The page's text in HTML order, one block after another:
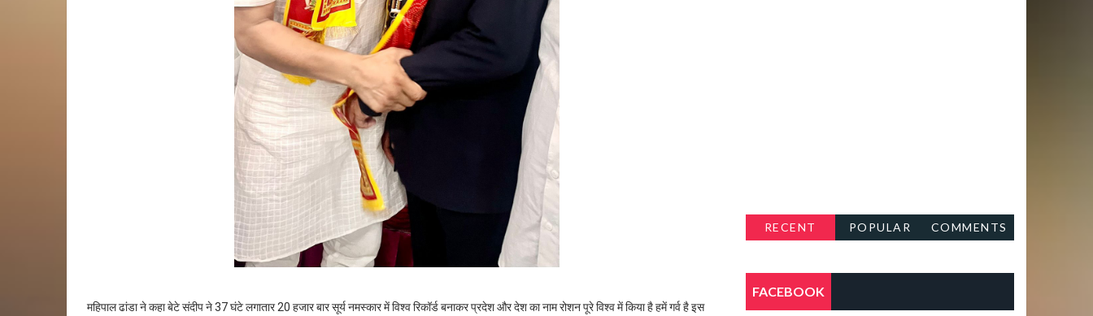
महिपाल ढांडा ने कहा बेटे संदीप ने 37 घंटे लगातार 20 हजार बार सूर्य नमस्कार में विश्व रिकॉर्ड बनाकर प्रदेश और देश का नाम रोशन पूरे विश्व में किया है हमें गर्व है इस
RECENT POPULAR COMMENTS
FACEBOOK